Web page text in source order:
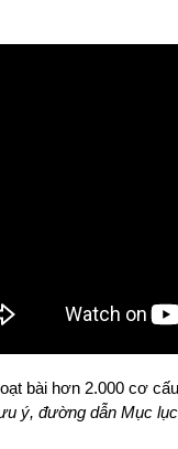
bài hơn 2.000 cơ
ý, đường dẫn Mục